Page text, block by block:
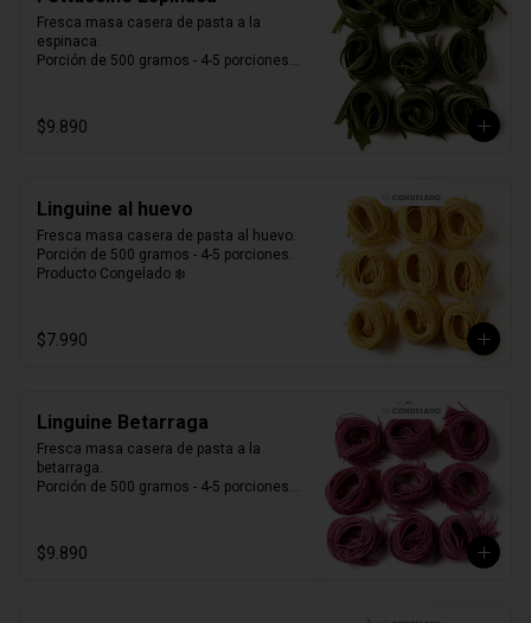
Fresca masa casera de pasta a la
espinaca.
Porción de 500 gramos - 4-5 porciones.
$9.890
Linguine al huevo
Fresca masa casera de pasta al huevo.
Porción de 500 gramos - 4-5 porciones.
Producto Congelado ❄️
$7.990
Linguine Betarraga
Fresca masa casera de pasta a la
betarraga.
Porción de 500 gramos - 4-5 porciones.
$9.890